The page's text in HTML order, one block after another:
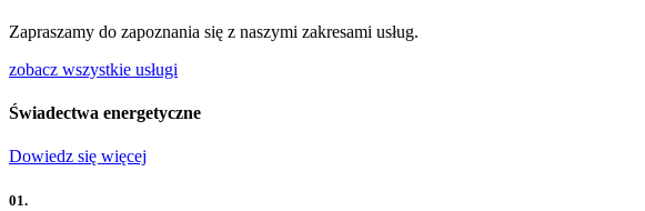
Zapraszamy do zapoznania się z naszymi zakresami usług.
zobacz wszystkie usługi
Świadectwa energetyczne
Dowiedz się więcej
01.